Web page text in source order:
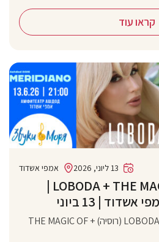
קראו עוד
אמפי אשדוד 13 ליוני, 2026
‏LOBODA + THE MAGIC OF SANREMO |
חגיגה מוזיקלית בינלאומית: LOBODA (רוסיה) + THE MAGIC OF